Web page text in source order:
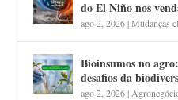
do El Niño nos
ago 2, 2026|Mudanças
Bioinsumos no
desafios da
ago 2, 2026|